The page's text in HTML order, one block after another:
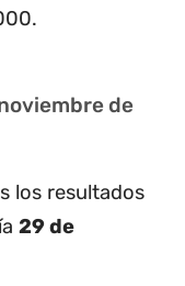
de
los resultados
29 de